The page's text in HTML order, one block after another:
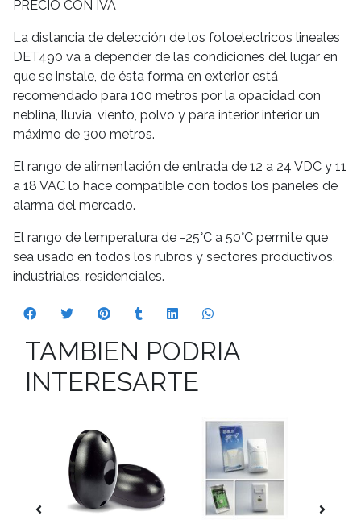
PRECIO CON IVA
La distancia de detección de los fotoelectricos lineales
DET490 va a depender de las condiciones del lugar en
que se instale, de ésta forma en exterior está
recomendado para 100 metros por la opacidad con
neblina, lluvia, viento, polvo y para interior interior un
máximo de 300 metros.
El rango de alimentación de entrada de 12 a 24 VDC y 11
a 18 VAC lo hace compatible con todos los paneles de
alarma del mercado.
El rango de temperatura de -25°C a 50°C permite que
sea usado en todos los rubros y sectores productivos,
industriales, residenciales.
TAMBIEN PODRIA
INTERESARTE